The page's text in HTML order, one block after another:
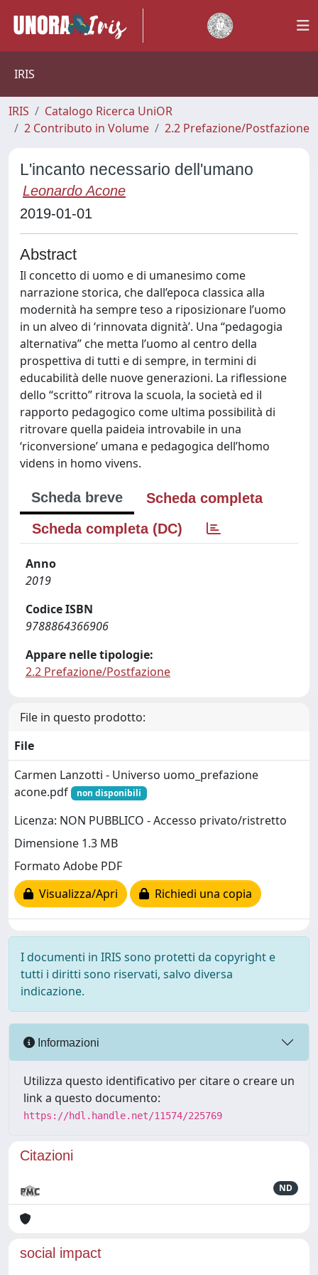
IRIS
IRIS
Catalogo Ricerca UniOR
2 Contributo in Volume
2.2 Prefazione/Postfazione
L'incanto necessario dell'umano
Leonardo Acone
2019-01-01
Abstract
Il concetto di uomo e di umanesimo come
narrazione storica, che dall’epoca classica alla
modernità ha sempre teso a riposizionare l’uomo
in un alveo di ‘rinnovata dignità’. Una “pedagogia
alternativa” che metta l’uomo al centro della
prospettiva di tutti e di sempre, in termini di
educabilità delle nuove generazioni. La riflessione
dello “scritto” ritrova la scuola, la società ed il
rapporto pedagogico come ultima possibilità di
ritrovare quella paideia introvabile in una
‘riconversione’ umana e pedagogica dell’homo
videns in homo vivens.
Scheda breve
Scheda completa
Scheda completa (DC)
Anno
2019
Codice ISBN
9788864366906
Appare nelle tipologie:
2.2 Prefazione/Postfazione
File in questo prodotto:
File
Carmen Lanzotti - Universo uomo_prefazione
acone.pdf
non disponibili
Licenza: NON PUBBLICO - Accesso privato/ristretto
Dimensione 1.3 MB
Formato Adobe PDF
Visualizza/Apri
Richiedi una copia
I documenti in IRIS sono protetti da copyright e
tutti i diritti sono riservati, salvo diversa
indicazione.
Informazioni
Utilizza questo identificativo per citare o creare un
link a questo documento:
https://hdl.handle.net/11574/225769
Citazioni
ND
social impact